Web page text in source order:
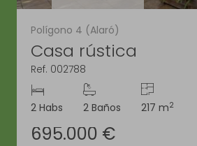
Polígono 4 (Alaró)
Casa rústica
Ref. 002788
2 Habs 2 Baños 217 m2
695.000 €